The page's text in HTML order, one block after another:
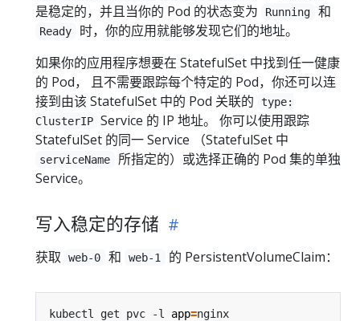
是稳定的，并且当你的 Pod 的状态变为
Running 和
Ready
时，你的应用就能够发现它们的地址。
如果你的应用程序想要在 StatefulSet 中找到任一健康
的 Pod， 且不需要跟踪每个特定的 Pod，你还可以连
接到由该 StatefulSet 中的 Pod 关联的
type:
ClusterIP Service 的 IP 地址。 你可以使用跟踪
StatefulSet 的同一 Service （StatefulSet 中
serviceName
所指定的）或选择正确的 Pod 集的单独
Service。
写入稳定的存储
获取 web-0 和 web-1 的 PersistentVolumeClaim：
kubectl get pvc -l app=